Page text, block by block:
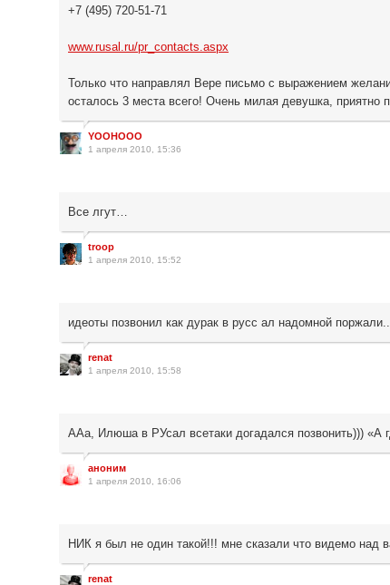
+7 (495) 720-51-71
www.rusal.ru/pr_contacts.aspx
Только что направлял Вере письмо с выражением
осталось 3 места всего! Очень милая девушка, приятно
YOOHOOO
1 апреля 2010, 15:36
Все лгут…
troop
1 апреля 2010, 15:52
идеоты позвонил как дурак в русс ал надомной
renat
1 апреля 2010, 15:58
ААа, Илюша в РУсал всетаки догадался позвонить))) «А
аноним
1 апреля 2010, 16:06
НИК я был не один такой!!! мне сказали что видемо над
renat